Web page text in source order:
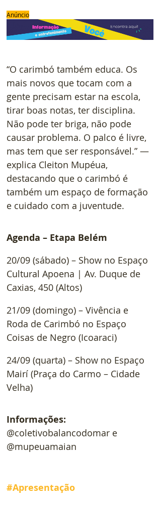
Anúncio
“O carimbó também educa. Os
mais novos que tocam com a
gente precisam estar na escola,
tirar boas notas, ter disciplina.
Não pode ter briga, não pode
causar problema. O palco é livre,
mas tem que ser responsável.” —
explica Cleiton Mupéua,
destacando que o carimbó é
também um espaço de formação
e cuidado com a juventude.
Agenda – Etapa Belém
20/09 (sábado) – Show no Espaço
Cultural Apoena | Av. Duque de
Caxias, 450 (Altos)
21/09 (domingo) – Vivência e
Roda de Carimbó no Espaço
Coisas de Negro (Icoaraci)
24/09 (quarta) – Show no Espaço
Mairí (Praça do Carmo – Cidade
Velha)
Informações:
@coletivobalancodomar e
@mupeuamaian
#Apresentação